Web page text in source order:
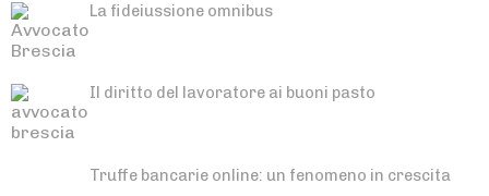
La fideiussione omnibus
Il diritto del lavoratore ai buoni pasto
Truffe bancarie online: un fenomeno in crescita